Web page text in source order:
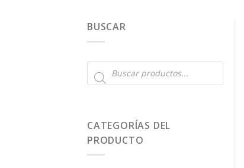
BUSCAR
Búsqueda
de
CATEGORÍAS DEL
PRODUCTO